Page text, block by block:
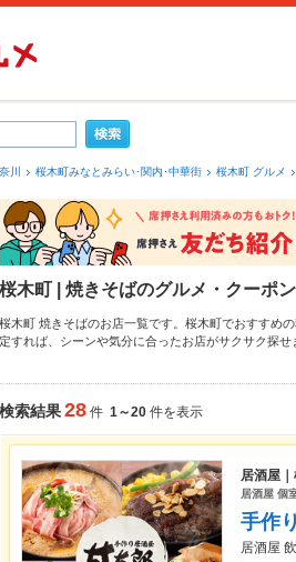
川 桜木町みなとみらい･関内･中華街 桜木町 グルメ
桜木町 | 焼きそばのグルメ・クーポ
桜木町 焼きそばのお店一覧です。桜木町でおすすめ
定すれば、シーンや気分に合ったお店がサクサク探
検索結果28 件 1～20 件を表示
居酒屋
居酒屋 個
手作
居酒屋